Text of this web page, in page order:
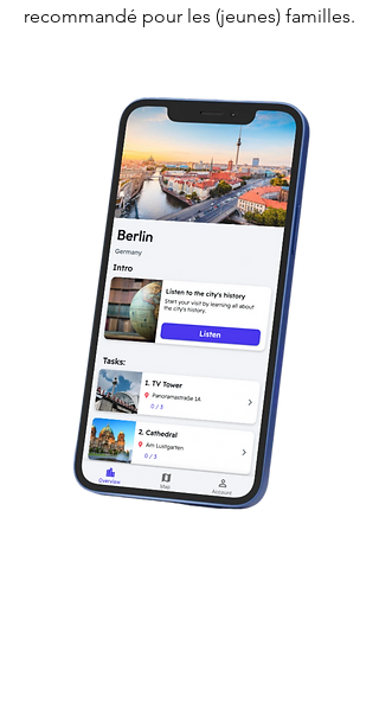
recommandé pour les (jeunes) familles.